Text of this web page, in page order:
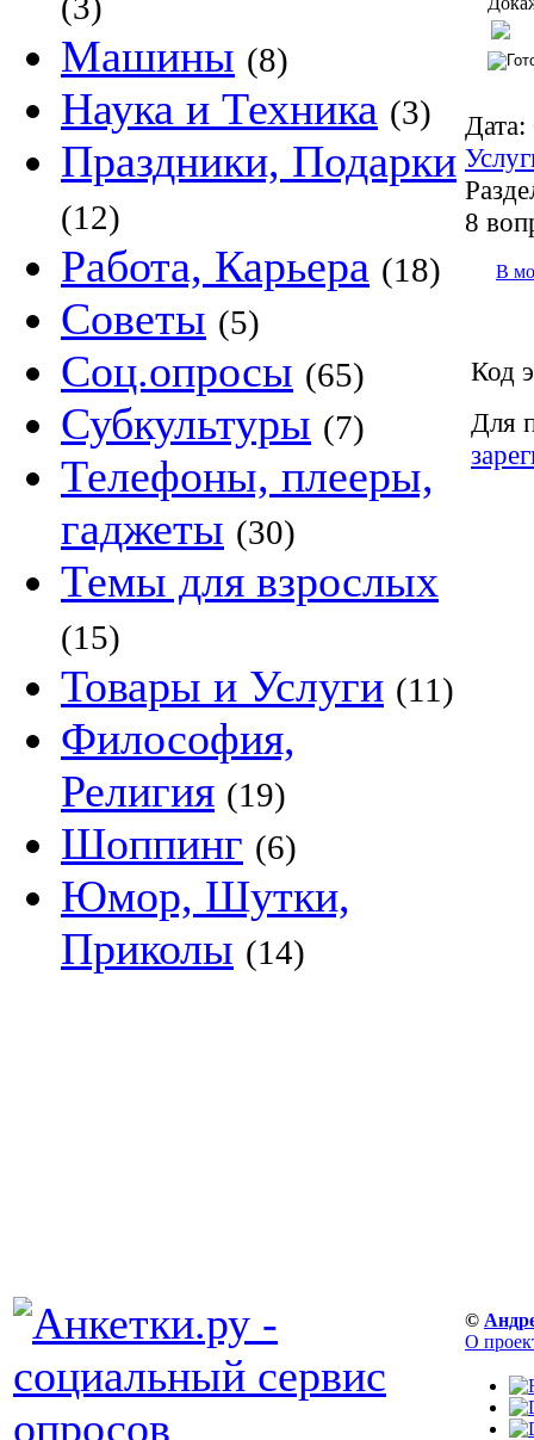
Машины (8)
Наука и Техника (3)
Праздники, Подарки
(12)
Работа, Карьера (18)
Советы (5)
Соц.опросы (65)
Субкультуры (7)
Телефоны, плееры,
гаджеты (30)
Темы для взрослых
(15)
Товары и Услуги (11)
Философия,
Религия (19)
Шоппинг (6)
Юмор, Шутки,
Приколы (14)
Дата:
8
В
Код
Для
©
О